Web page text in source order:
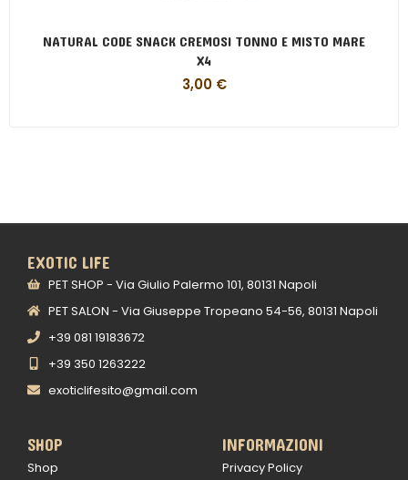
NATURAL CODE SNACK CREMOSI TONNO E MISTO MARE
X4
3,00 €
EXOTIC LIFE
PET SHOP - Via Giulio Palermo 101, 80131 Napoli
PET SALON - Via Giuseppe Tropeano 54-56, 80131 Napoli
+39 081 19183672
+39 350 1263222
exoticlifesito@gmail.com
SHOP
Shop
INFORMAZIONI
Privacy Policy